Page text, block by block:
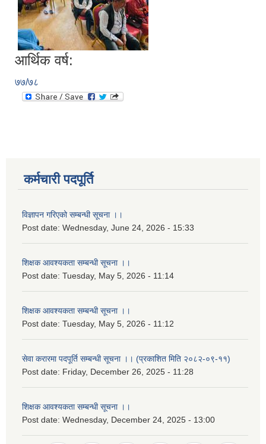
आर्थिक वर्ष:
७७/७८
कर्मचारी पदपूर्ति
विज्ञापन गरिएको सम्बन्धी सूचना ।।
Post date: Wednesday, June 24, 2026 - 15:33
शिक्षक आवश्यकता सम्बन्धी सूचना ।।
Post date: Tuesday, May 5, 2026 - 11:14
शिक्षक आवश्यकता सम्बन्धी सूचना ।।
Post date: Tuesday, May 5, 2026 - 11:12
सेवा करारमा पदपूर्ति सम्बन्धी सूचना ।। (प्रकाशित मिति २०८२-०९-११)
Post date: Friday, December 26, 2025 - 11:28
शिक्षक आवश्यकता सम्बन्धी सूचना ।।
Post date: Wednesday, December 24, 2025 - 13:00